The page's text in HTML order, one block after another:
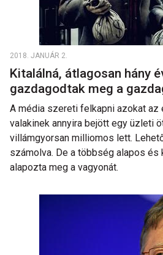
2018. JANUÁR 2.
Kitalálná, átlagosan hány
gazdagodtak meg a
A média szereti felkapni azokat az
valakinek annyira bejött egy üzleti
villámgyorsan milliomos lett.
számolva. De a többség alapos és
alapozta meg a vagyonát.